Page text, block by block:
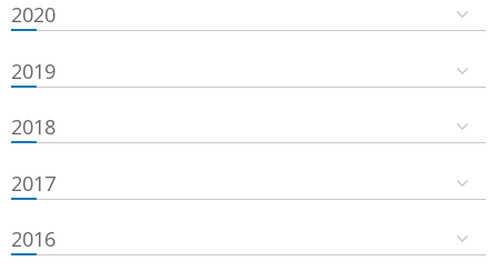
2020
2019
2018
2017
2016